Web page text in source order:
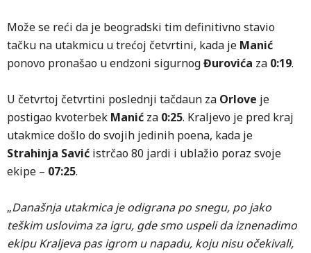
Može se reći da je beogradski tim definitivno stavio
tačku na utakmicu u trećoj četvrtini, kada je Manić
ponovo pronašao u endzoni sigurnogĐurovića za 0:19.
U četvrtoj četvrtini poslednji tačdaun za Orlove je
postigao kvoterbek Manić za 0:25. Kraljevo je pred kraj
utakmice došlo do svojih jedinih poena, kada je
Strahinja Savić istrčao 80 jardi i ublažio poraz svoje
ekipe – 07:25.
„Današnja utakmica je odigrana po snegu, po jako
teškim uslovima za igru, gde smo uspeli da iznenadimo
ekipu Kraljeva pas igrom u napadu, koju nisu očekivali,